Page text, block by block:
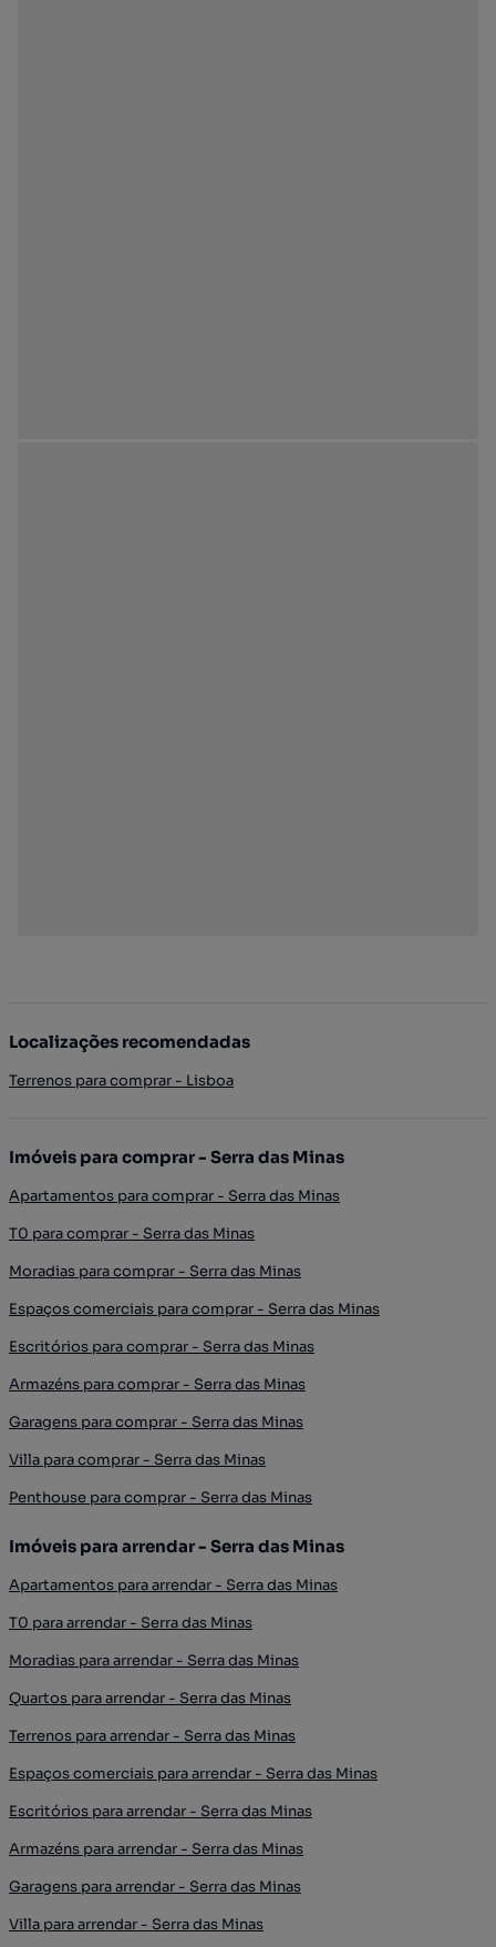
Localizações recomendadas
Terrenos para comprar - Lisboa
Imóveis para comprar - Serra das Minas
Apartamentos para comprar - Serra das Minas
T0 para comprar - Serra das Minas
Moradias para comprar - Serra das Minas
Espaços comerciais para comprar - Serra das Minas
Escritórios para comprar - Serra das Minas
Armazéns para comprar - Serra das Minas
Garagens para comprar - Serra das Minas
Villa para comprar - Serra das Minas
Penthouse para comprar - Serra das Minas
Imóveis para arrendar - Serra das Minas
Apartamentos para arrendar - Serra das Minas
T0 para arrendar - Serra das Minas
Moradias para arrendar - Serra das Minas
Quartos para arrendar - Serra das Minas
Terrenos para arrendar - Serra das Minas
Espaços comerciais para arrendar - Serra das Minas
Escritórios para arrendar - Serra das Minas
Armazéns para arrendar - Serra das Minas
Garagens para arrendar - Serra das Minas
Villa para arrendar - Serra das Minas